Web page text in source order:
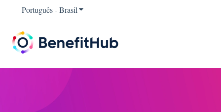
Português - BrasilMostrar submenu para traduções